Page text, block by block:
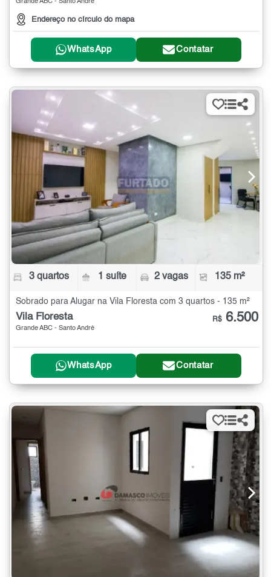
Grande ABC - Santo André
Endereço no círculo do mapa
WhatsApp Contatar
3 quartos 1 suíte 2 vagas 135 m²
Sobrado para Alugar na Vila Floresta com 3 quartos - 135 m²
Vila Floresta
Grande ABC - Santo André
R$ 6.500
WhatsApp Contatar